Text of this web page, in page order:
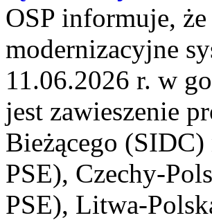
OSP informuje,
modernizacyjne
11.06.2026 r. w
jest zawieszenie
Bieżącego
PSE), Czechy-
PSE), Litwa-